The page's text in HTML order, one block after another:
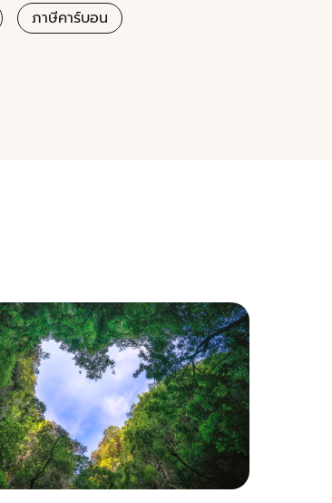
ภาษีคาร์บอน